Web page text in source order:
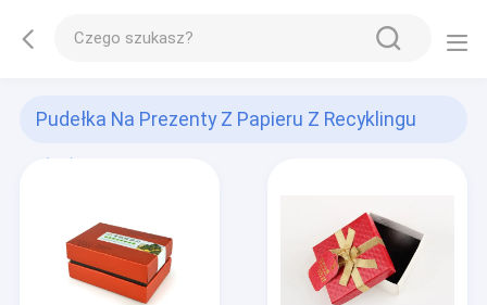
Pudełka Na Prezenty Z Papieru Z Recyklingu